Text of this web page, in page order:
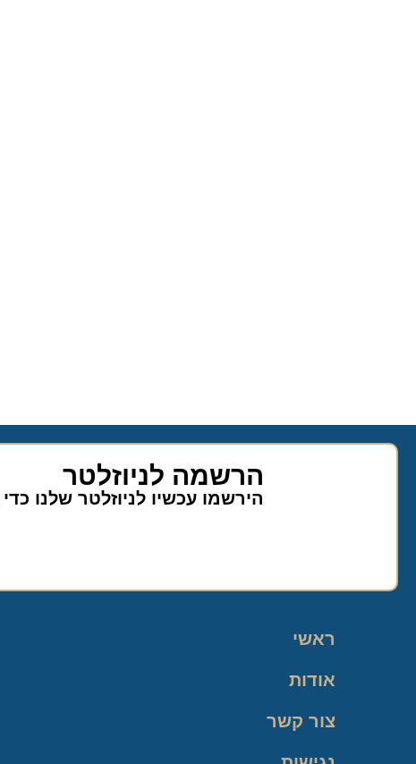
הרשמה לניוזלטר
הירשמו עכשיו לניוזלטר שלנו
ראשי
אודות
צור קשר